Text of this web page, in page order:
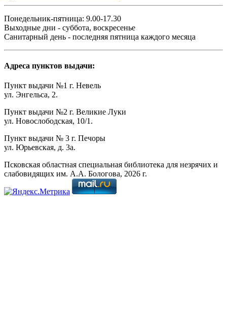
Понедельник-пятница: 9.00-17.30
Выходные дни - суббота, воскресенье
Санитарный день - последняя пятница каждого месяца
Адреса пунктов выдачи:
Пункт выдачи №1 г. Невель
ул. Энгельса, 2.
Пункт выдачи №2 г. Великие Луки
ул. Новослободская, 10/1.
Пункт выдачи № 3 г. Печоры
ул. Юрьевская, д. 3а.
Псковская областная специальная библиотека для незрячих и
слабовидящих им. А.А. Бологова, 2026 г.